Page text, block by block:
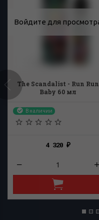
Войдите для
The Scandalist - Run Run
Baby 60 мл
В наличии
4 320₽